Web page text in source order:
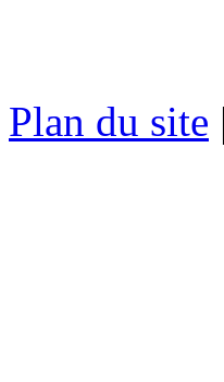
Plan du site |